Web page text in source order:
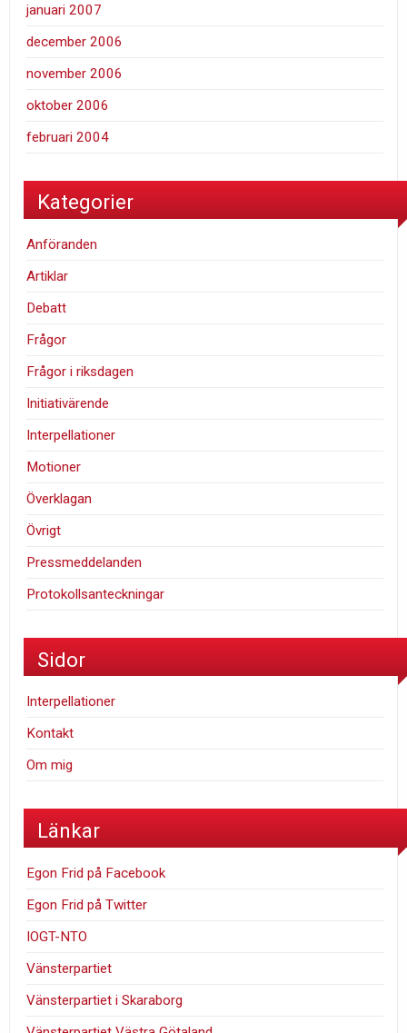
januari 2007
december 2006
november 2006
oktober 2006
februari 2004
Kategorier
Anföranden
Artiklar
Debatt
Frågor
Frågor i riksdagen
Initiativärende
Interpellationer
Motioner
Överklagan
Övrigt
Pressmeddelanden
Protokollsanteckningar
Sidor
Interpellationer
Kontakt
Om mig
Länkar
Egon Frid på Facebook
Egon Frid på Twitter
IOGT-NTO
Vänsterpartiet
Vänsterpartiet i Skaraborg